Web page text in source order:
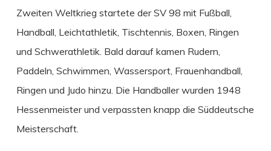
Zweiten Weltkrieg startete der SV 98 mit Fußball,
Handball, Leichtathletik, Tischtennis, Boxen, Ringen
und Schwerathletik. Bald darauf kamen Rudern,
Paddeln, Schwimmen, Wassersport, Frauenhandball,
Ringen und Judo hinzu. Die Handballer wurden 1948
Hessenmeister und verpassten knapp die Süddeutsche
Meisterschaft.